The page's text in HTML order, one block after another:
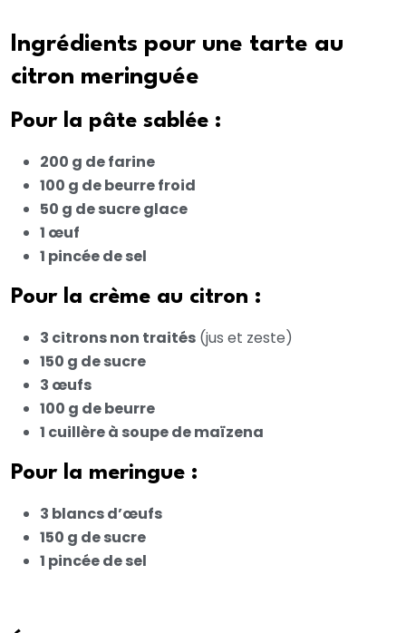
Ingrédients pour une tarte au
citron meringuée
Pour la pâte sablée :
200 g de farine
100 g de beurre froid
50 g de sucre glace
1 œuf
1 pincée de sel
Pour la crème au citron :
3 citrons non traités (jus et zeste)
150 g de sucre
3 œufs
100 g de beurre
1 cuillère à soupe de maïzena
Pour la meringue :
3 blancs d’œufs
150 g de sucre
1 pincée de sel